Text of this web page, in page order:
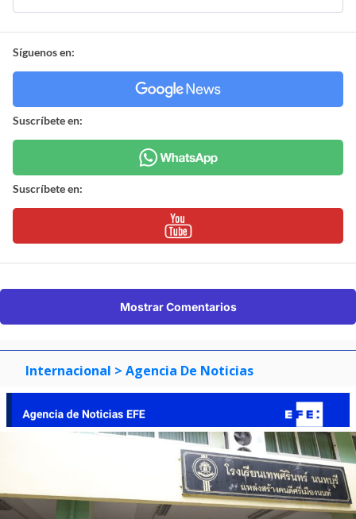
Síguenos en:
Suscríbete en:
Suscríbete en:
Mostrar Comentarios
Internacional > Agencia De Noticias